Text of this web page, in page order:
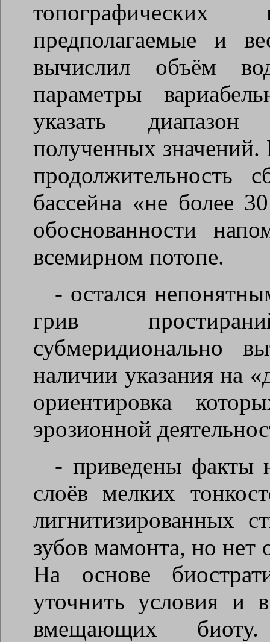
предполагаемые и
вычислил объём
параметры
указать
полученных значений.
продолжительность
бассейна «не более
обоснованности
всемирном потопе.
- остался
грив
субмеридионально
наличии указания на
ориентировка
эрозионной
- приведены факты
слоёв мелких
лигнитизированных
зубов мамонта, но
На основе
уточнить условия и
вмещающих